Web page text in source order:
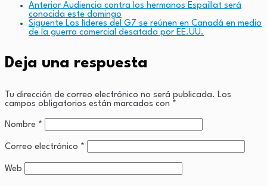
Anterior Audiencia contra los hermanos Espaillat será
conocida este domingo
Siguente Los líderes del G7 se reúnen en Canadá en medio
de la guerra comercial desatada por EE.UU.
Deja una respuesta
Tu dirección de correo electrónico no será publicada. Los
campos obligatorios están marcados con *
Nombre *
Correo electrónico *
Web